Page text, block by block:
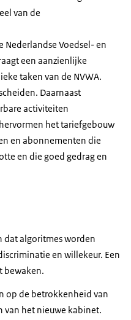
van de
Nederlandse Voedsel- en
een aanzienlijke
taken van de NVWA.
Daarnaast
activiteiten
het tariefgebouw
en abonnementen die
en die goed gedrag en
dat algoritmes worden
en willekeur. Een
bewaken.
op de betrokkenheid van
van het nieuwe kabinet.